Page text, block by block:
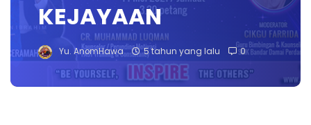
KEJAYAAN
Yu. AnomHawa 5 tahun yang lalu 0